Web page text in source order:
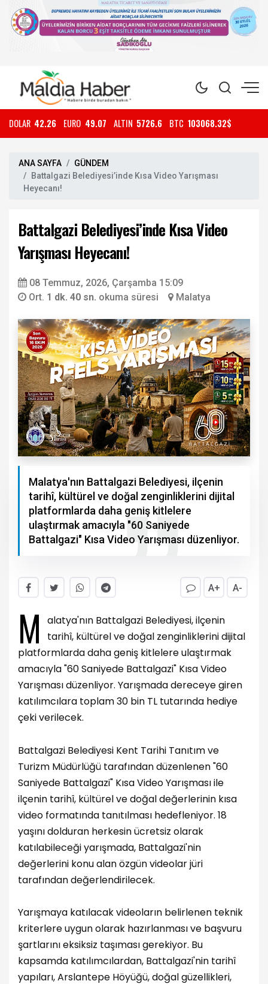
DOLAR 42.26 EURO 49.07 ALTIN 5726.6 BTC 103068.32$
ANA SAYFA
GÜNDEM
Battalgazi Belediyesi’inde Kısa Video Yarışması
Heyecanı!
Battalgazi Belediyesi’inde Kısa Video
Yarışması Heyecanı!
08 Temmuz, 2026, Çarşamba 15:09
Ort. 1 dk. 40 sn. okuma süresi Malatya
Malatya'nın Battalgazi Belediyesi, ilçenin
tarihî, kültürel ve doğal zenginliklerini dijital
platformlarda daha geniş kitlelere
ulaştırmak amacıyla "60 Saniyede
Battalgazi" Kısa Video Yarışması düzenliyor.
A+ A-
M
alatya'nın Battalgazi Belediyesi, ilçenin
tarihî, kültürel ve doğal zenginliklerini dijital
platformlarda daha geniş kitlelere ulaştırmak
amacıyla "60 Saniyede Battalgazi" Kısa Video
Yarışması düzenliyor. Yarışmada dereceye giren
katılımcılara toplam 30 bin TL tutarında hediye
çeki verilecek.
Battalgazi Belediyesi Kent Tarihi Tanıtım ve
Turizm Müdürlüğü tarafından düzenlenen "60
Saniyede Battalgazi" Kısa Video Yarışması ile
ilçenin tarihî, kültürel ve doğal değerlerinin kısa
video formatında tanıtılması hedefleniyor. 18
yaşını dolduran herkesin ücretsiz olarak
katılabileceği yarışmada, Battalgazi'nin
değerlerini konu alan özgün videolar jüri
tarafından değerlendirilecek.
Yarışmaya katılacak videoların belirlenen teknik
kriterlere uygun olarak hazırlanması ve başvuru
şartlarını eksiksiz taşıması gerekiyor. Bu
kapsamda katılımcılardan, Battalgazi'nin tarihî
yapıları, Arslantepe Höyüğü, doğal güzellikleri,